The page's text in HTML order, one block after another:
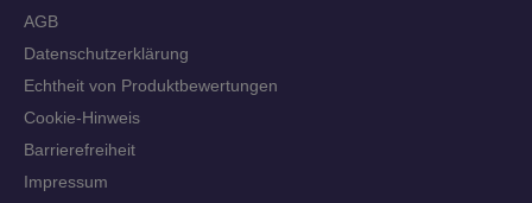
AGB
Datenschutzerklärung
Echtheit von Produktbewertungen
Cookie-Hinweis
Barrierefreiheit
Impressum